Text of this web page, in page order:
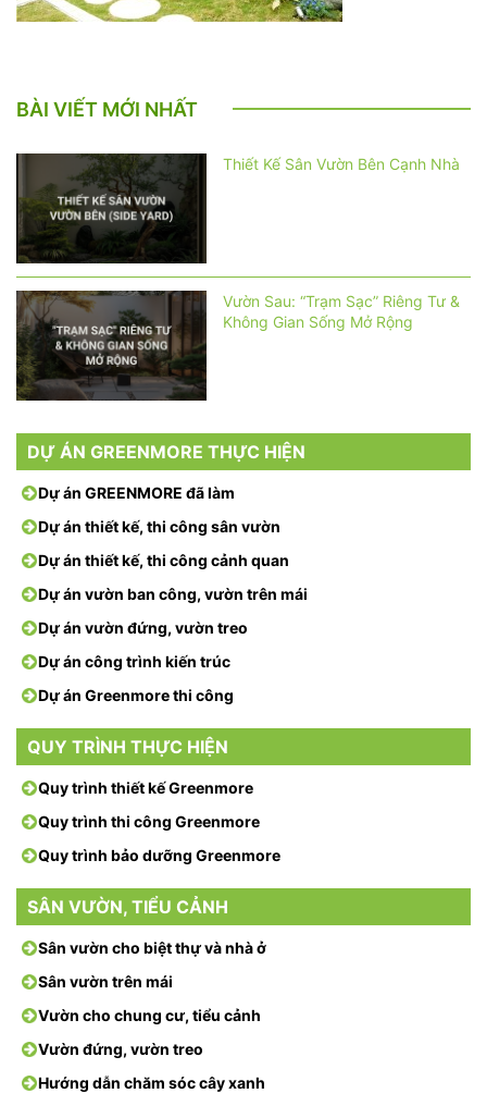
BÀI VIẾT MỚI NHẤT
Thiết Kế Sân Vườn Bên Cạnh Nhà
Vườn Sau: “Trạm Sạc” Riêng Tư &
Không Gian Sống Mở Rộng
DỰ ÁN GREENMORE THỰC HIỆN
Dự án GREENMORE đã làm
Dự án thiết kế, thi công sân vườn
Dự án thiết kế, thi công cảnh quan
Dự án vườn ban công, vườn trên mái
Dự án vườn đứng, vườn treo
Dự án công trình kiến trúc
Dự án Greenmore thi công
QUY TRÌNH THỰC HIỆN
Quy trình thiết kế Greenmore
Quy trình thi công Greenmore
Quy trình bảo dưỡng Greenmore
SÂN VƯỜN, TIỂU CẢNH
Sân vườn cho biệt thự và nhà ở
Sân vườn trên mái
Vườn cho chung cư, tiểu cảnh
Vườn đứng, vườn treo
Hướng dẫn chăm sóc cây xanh